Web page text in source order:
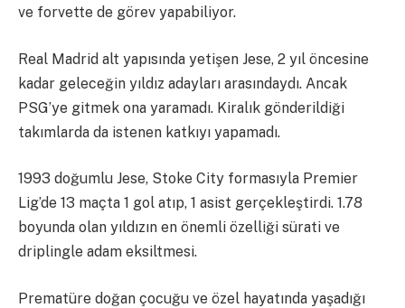
ve forvette de görev yapabiliyor.
Real Madrid alt yapısında yetişen Jese, 2 yıl öncesine
kadar geleceğin yıldız adayları arasındaydı. Ancak
PSG’ye gitmek ona yaramadı. Kiralık gönderildiği
takımlarda da istenen katkıyı yapamadı.
1993 doğumlu Jese, Stoke City formasıyla Premier
Lig’de 13 maçta 1 gol atıp, 1 asist gerçekleştirdi. 1.78
boyunda olan yıldızın en önemli özelliği sürati ve
driplingle adam eksiltmesi.
Prematüre doğan çocuğu ve özel hayatında yaşadığı